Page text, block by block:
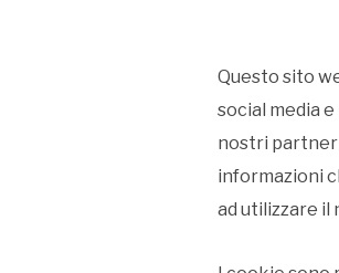
Questo sito
social media
nostri partner
informazioni
ad utilizzare il